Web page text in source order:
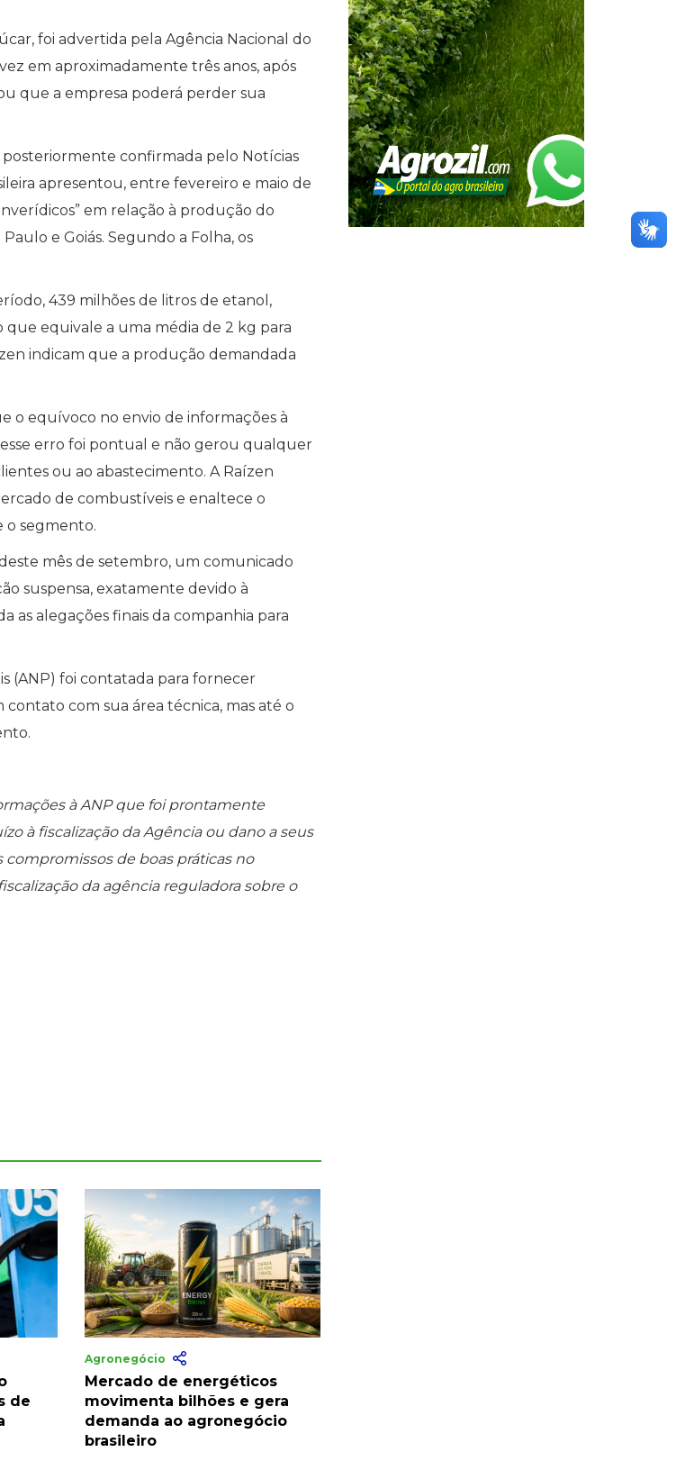
foi advertida pela Agência Nacional do
em aproximadamente três anos, após
que a empresa poderá perder sua
confirmada pelo Notícias
apresentou, entre fevereiro e maio de
em relação à produção do
e Goiás. Segundo a Folha, os
439 milhões de litros de etanol,
equivale a uma média de 2 kg para
indicam que a produção demandada
o equívoco no envio de informações à
erro foi pontual e não gerou qualquer
ou ao abastecimento. A Raízen
de combustíveis e enaltece o
o segmento.
mês de setembro, um comunicado
suspensa, exatamente devido à
as alegações finais da companhia para
(ANP) foi contatada para fornecer
com sua área técnica, mas até o
à ANP que foi prontamente
à fiscalização da Agência ou dano a seus
de boas práticas no
da agência reguladora sobre o
de
Agronegócio
Mercado de energéticos
movimenta bilhões e gera
demanda ao agronegócio
brasileiro